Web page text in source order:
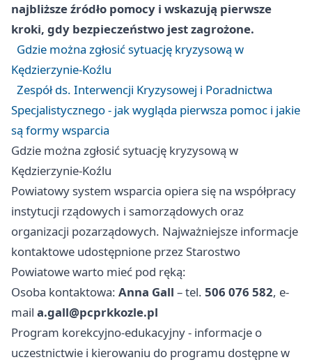
najbliższe źródło pomocy i wskazują pierwsze
kroki, gdy bezpieczeństwo jest zagrożone.
Gdzie można zgłosić sytuację kryzysową w
Kędzierzynie-Koźlu
Zespół ds. Interwencji Kryzysowej i Poradnictwa
Specjalistycznego - jak wygląda pierwsza pomoc i jakie
są formy wsparcia
Gdzie można zgłosić sytuację kryzysową w
Kędzierzynie-Koźlu
Powiatowy system wsparcia opiera się na współpracy
instytucji rządowych i samorządowych oraz
organizacji pozarządowych. Najważniejsze informacje
kontaktowe udostępnione przez Starostwo
Powiatowe warto mieć pod ręką:
Osoba kontaktowa: Anna Gall – tel. 506 076 582, e-
mail a.gall@pcprkkozle.pl
Program korekcyjno-edukacyjny - informacje o
uczestnictwie i kierowaniu do programu dostępne w